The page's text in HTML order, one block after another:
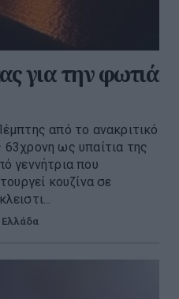
για την φωτιά
από το ανακριτικό
ως υπαίτια της
γεννήτρια που
κουζίνα σε
Ελλάδα